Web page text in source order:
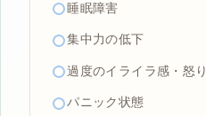
睡眠障害
集中力の低下
過度のイライラ感・怒り
パニック状態